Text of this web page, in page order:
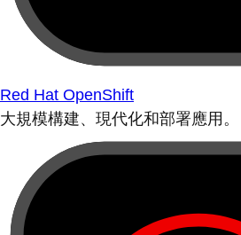
Red Hat OpenShift
大規模構建、現代化和部署應用。